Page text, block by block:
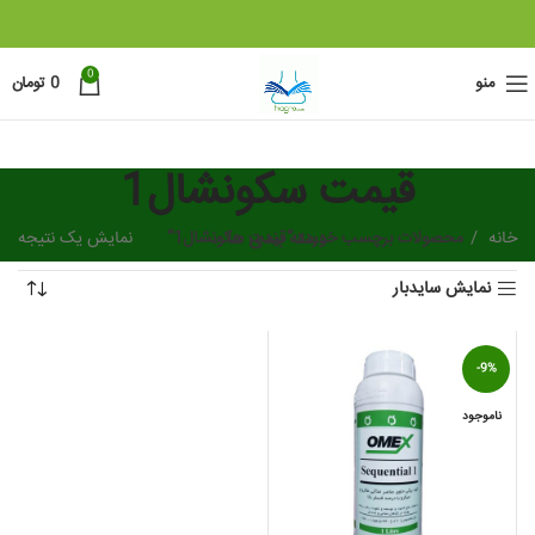
منو 0
0 تومان
قیمت سکونشال1
دسته بندی ها خانه محصولات برچسب خورده “قیمت سکونشال1”
نمایش یک نتیجه
نمایش سایدبار
-9%
ناموجود